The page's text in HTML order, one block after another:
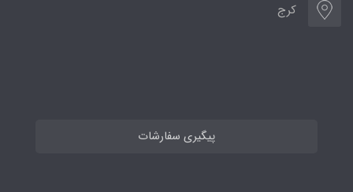
کرج
پیگیری سفارشات